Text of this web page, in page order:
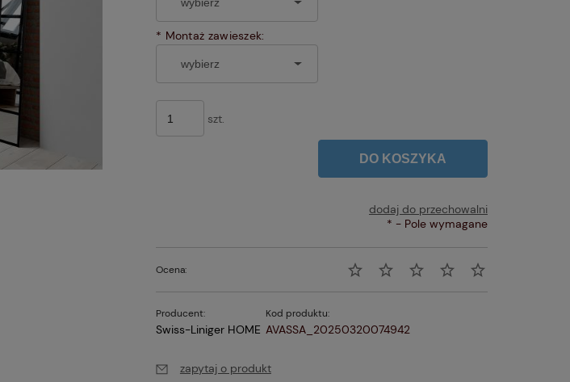
* Montaż zawieszek:
szt.
DO KOSZYKA
dodaj do przechowalni
* - Pole wymagane
Ocena:
Producent:
Swiss-Liniger HOME
Kod produktu:
AVASSA_20250320074942
zapytaj o produkt